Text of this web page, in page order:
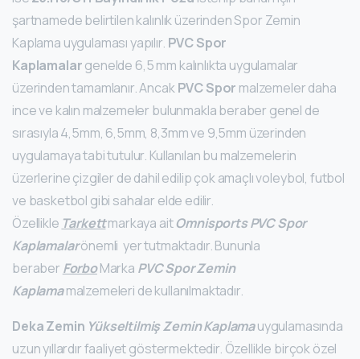
şartnamede belirtilen kalınlık üzerinden Spor Zemin
Kaplama uygulaması yapılır. PVC Spor
Kaplamalargenelde 6,5 mm kalınlıkta uygulamalar
üzerinden tamamlanır. AncakPVC Spor malzemeler daha
ince ve kalın malzemeler bulunmakla beraber genel de
sırasıyla 4,5mm, 6,5mm, 8,3mm ve 9,5mm üzerinden
uygulamaya tabi tutulur. Kullanılan bu malzemelerin
üzerlerine çizgiler de dahil edilip çok amaçlı voleybol, futbol
ve basketbol gibi sahalar elde edilir.
Özellikle Tarkettmarkaya aitOmnisports PVC Spor
Kaplamalarönemli yer tutmaktadır. Bununla
beraber ForboMarka PVC Spor Zemin
Kaplamamalzemeleri de kullanılmaktadır.
Deka Zemin Yükseltilmiş Zemin Kaplamauygulamasında
uzun yıllardır faaliyet göstermektedir. Özellikle birçok özel